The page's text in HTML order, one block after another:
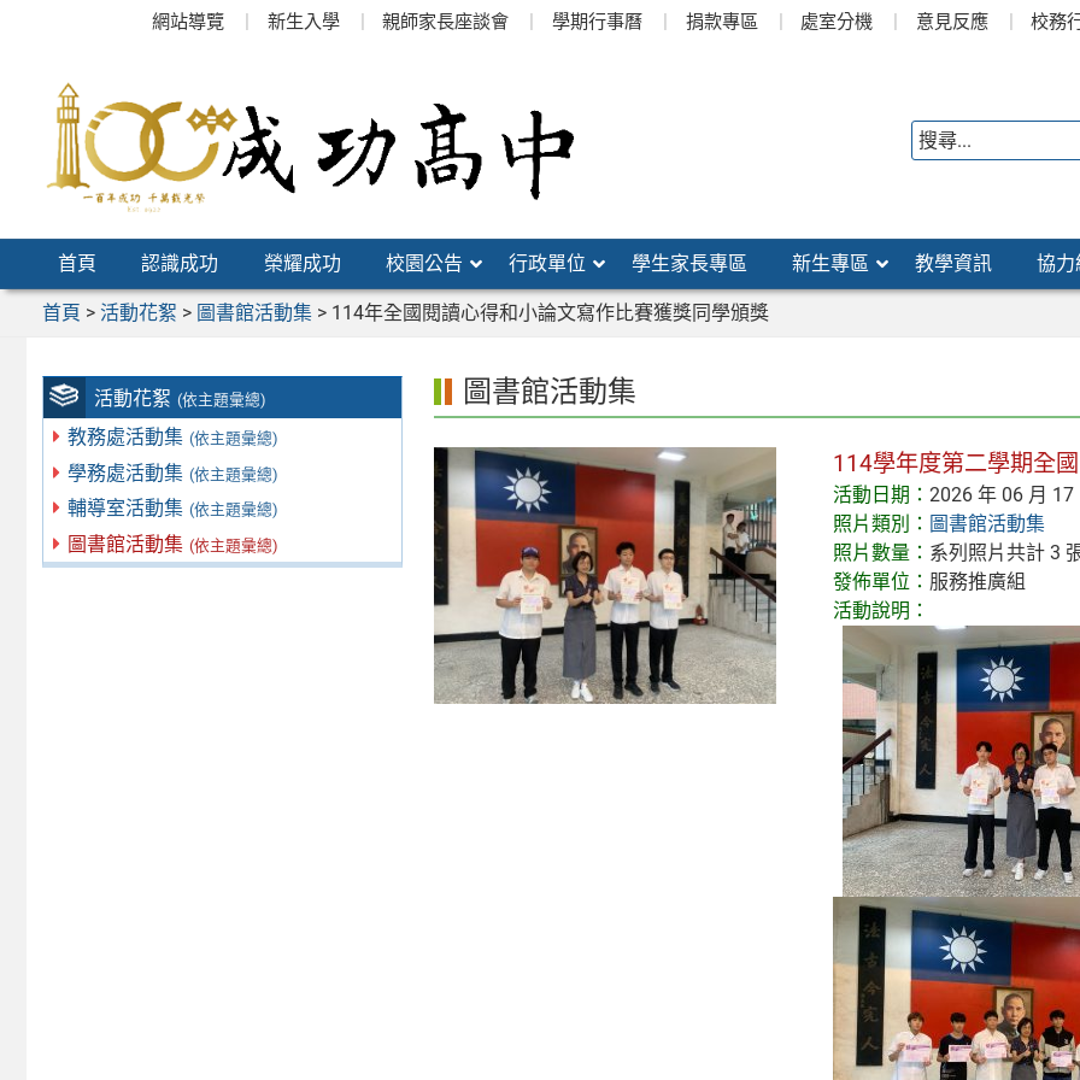
網站導覽 新生入學 親師家長座談會 學期行事曆 捐款專區 處室分機 意見反應 校務
首頁 認識成功 榮耀成功 校園公告 行政單位 學生家長專區 新生專區 教學資訊 協力
首頁 > 活動花絮 > 圖書館活動集> 114年全國閱讀心得和小論文寫作比賽獲獎同學頒獎
活動花絮 (依主題彙總)
教務處活動集 (依主題彙總)
學務處活動集 (依主題彙總)
輔導室活動集 (依主題彙總)
圖書館活動集 (依主題彙總)
圖書館活動集
114學年度第二學期全
活動日期：2026 年 06 月 17
照片類別： 圖書館活動集
照片數量： 系列照片共計 3
發佈單位： 服務推廣組
活動說明：